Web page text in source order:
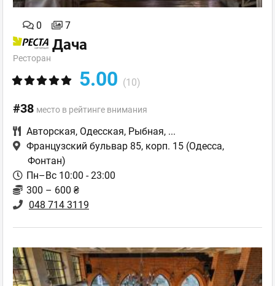
0 7
Дача
Ресторан
5.00 (10)
#38 место в рейтинге внимания
Авторская, Одесская, Рыбная, ...
Французский бульвар 85, корп. 15 (Одесса,
Фонтан)
Пн–Вс 10:00 - 23:00
300 – 600 ₴
048 714 3119